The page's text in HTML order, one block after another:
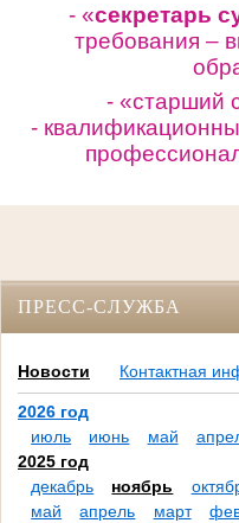
- «секретарь
требования –
- «старший
-
ПРЕСС-СЛУЖБА
Новости Контактная
2026 год
июль
июнь май
2025 год
декабрь
ноябрь
май
апрель март